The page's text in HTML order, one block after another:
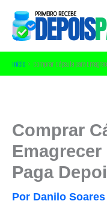
para
conteúdo
Início Comprar Cápsula para
Comprar
Paga
Por Danilo Soares